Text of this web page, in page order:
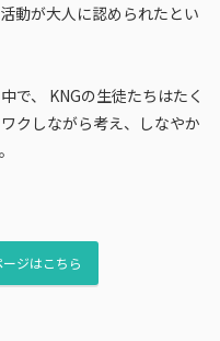
動が大人に認められたとい
で、 KNGの生徒たちはたく
クしながら考え、しなやか
ジはこちら